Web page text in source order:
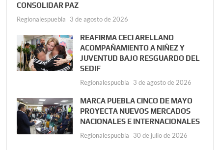
CONSOLIDAR PAZ
Regionalespuebla 3 de agosto de 2026
REAFIRMA CECI ARELLANO
ACOMPAÑAMIENTO A NIÑEZ Y
JUVENTUD BAJO RESGUARDO DEL
SEDIF
Regionalespuebla 3 de agosto de 2026
MARCA PUEBLA CINCO DE MAYO
PROYECTA NUEVOS MERCADOS
NACIONALES E INTERNACIONALES
Regionalespuebla 30 de julio de 2026